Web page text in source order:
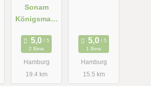
Sonam
Königsmark
Hochzeitsfot
ograf
Hamburg
2 Bew.
Hamburg
19.4 km
1 Bew.
Hamburg
15.5 km